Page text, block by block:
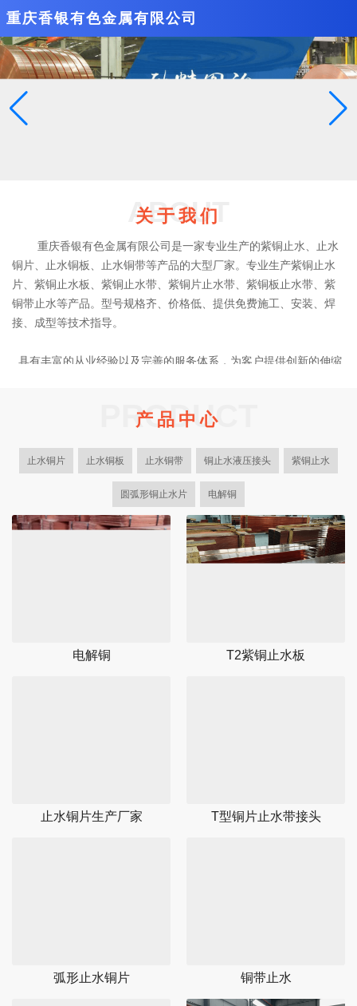
重庆香银有色金属有限公司
ABOUT
关于我们
重庆香银有色金属有限公司是一家专业生产的紫铜止水、止水
铜片、止水铜板、止水铜带等产品的大型厂家。专业生产紫铜止水
片、紫铜止水板、紫铜止水带、紫铜片止水带、紫铜板止水带、紫
铜带止水等产品。型号规格齐、价格低、提供免费施工、安装、焊
接、成型等技术指导。
具有丰富的从业经验以及完善的服务体系，为客户提供创新的伸缩
格齐全，适合不同客户的需求，以及止水铜片成型机的设计与制
造。
PRODUCT
产品中心
止水铜片 止水铜板 止水铜带 铜止水液压接头 紫铜止水
圆弧形铜止水片 电解铜
电解铜 T2紫铜止水板
止水铜片生产厂家 T型铜片止水带接头
弧形止水铜片 铜带止水